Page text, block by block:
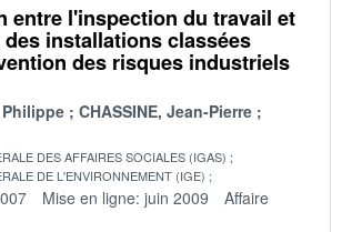
entre l'inspection du travail et
installations classées
des risques industriels
Philippe
CHASSINE, Jean-Pierre
DES AFFAIRES SOCIALES (IGAS)
DE L'ENVIRONNEMENT (IGE)
Mise en ligne: juin 2009
Affaire